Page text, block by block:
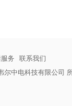
务
联系我们
尔中电科技有限公司